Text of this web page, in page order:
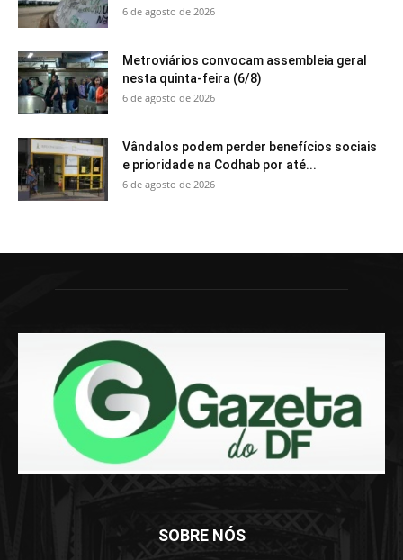
6 de agosto de 2026
Metroviários convocam assembleia geral
nesta quinta-feira (6/8)
6 de agosto de 2026
Vândalos podem perder benefícios sociais
e prioridade na Codhab por até...
6 de agosto de 2026
SOBRE NÓS